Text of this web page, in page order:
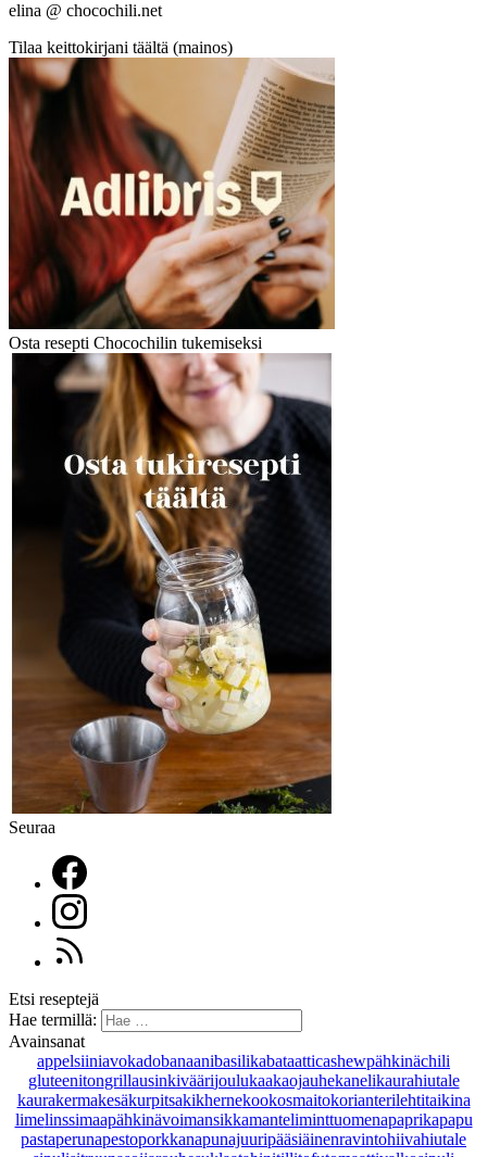
elina @ chocochili.net
Tilaa keittokirjani täältä (mainos)
Osta resepti Chocochilin tukemiseksi
Seuraa
Etsi reseptejä
Hae termillä:
Avainsanat
appelsiiniavokadobanaanibasilikabataatticashewpähkinächili
gluteenitongrillausinkiväärijoulukaakaojauhekanelikaurahiutale
kaurakermakesäkurpitsakikhernekookosmaitokorianterilehtitaikina
limelinssimaapähkinävoimansikkamanteliminttuomenapaprikapapu
pastaperunapestoporkkanapunajuuripääsiäinenravintohiivahiutale